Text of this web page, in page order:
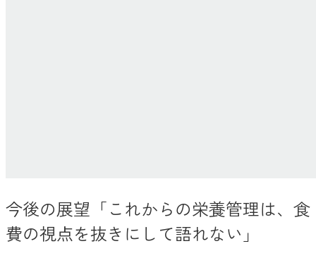
今後の展望「これからの栄養管理は、食
費の視点を抜きにして語れない」